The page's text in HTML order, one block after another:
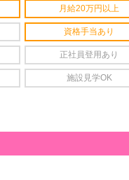
月給20万円以上
資格手当あり
正社員登用あり
施設見学OK